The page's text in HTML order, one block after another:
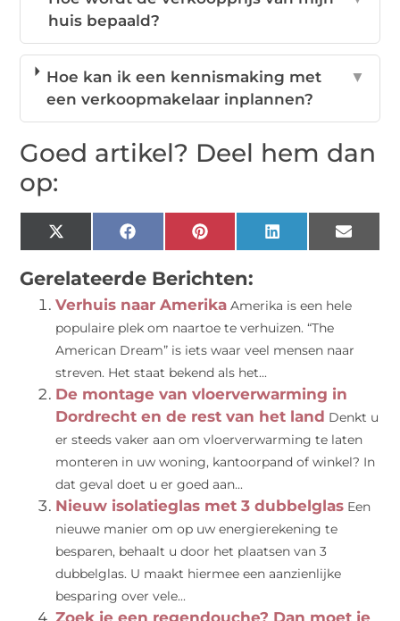
huis bepaald?
Hoe kan ik een kennismaking met
een verkoopmakelaar inplannen?
▼
Goed artikel? Deel hem dan
op:
X
(Twitter)
FacebookPinterestLinkedIn Email
Gerelateerde Berichten:
Verhuis naar Amerika Amerika is een hele
populaire plek om naartoe te verhuizen. “The
American Dream” is iets waar veel mensen naar
streven. Het staat bekend als het...
De montage van vloerverwarming in
Dordrecht en de rest van het land Denkt u
er steeds vaker aan om vloerverwarming te laten
monteren in uw woning, kantoorpand of winkel? In
dat geval doet u er goed aan...
Nieuw isolatieglas met 3 dubbelglas Een
nieuwe manier om op uw energierekening te
besparen, behaalt u door het plaatsen van 3
dubbelglas. U maakt hiermee een aanzienlijke
besparing over vele...